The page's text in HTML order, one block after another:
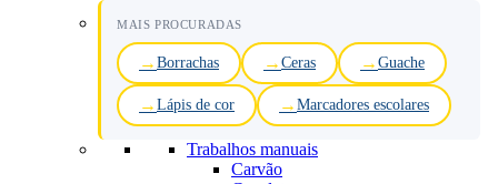
MAIS PROCURADAS
Borrachas Ceras Guache
Lápis de cor Marcadores escolares
Trabalhos manuais
Carvão